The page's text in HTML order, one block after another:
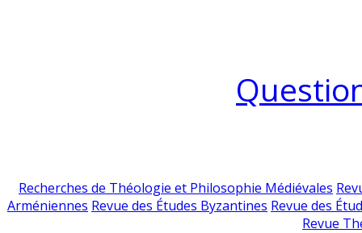
Recherches de Théologie et Philosophie Médiévales
Arméniennes Revue des Études Byzantines Revue des
Revue